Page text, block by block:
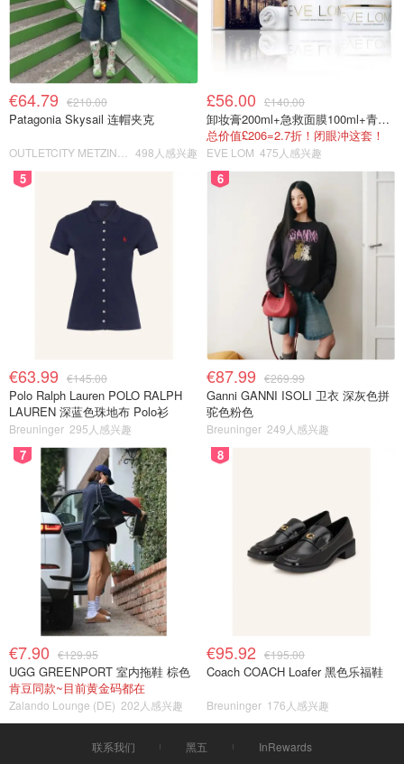
€64.79 €210.00
Patagonia Skysail 连帽夹克
498人感兴趣
£56.00 £140.00
卸妆膏200ml+急救面膜100ml+青春面霜15ml
总价值£206=2.7折！闭眼冲这套！
EVE LOM 475人感兴趣
5
€63.99 €145.00
Polo Ralph Lauren POLO RALPH
LAUREN 深蓝色珠地布 Polo衫
Breuninger 295人感兴趣
6
€87.99 €269.99
Ganni GANNI ISOLI 卫衣 深灰色拼
驼色粉色
Breuninger 249人感兴趣
7
€7.90 €129.95
UGG GREENPORT 室内拖鞋 棕色
肯豆同款~目前黄金码都在
Zalando Lounge (DE) 202人感兴趣
8
€95.92 €195.00
Coach COACH Loafer 黑色乐福鞋
Breuninger 176人感兴趣
联系我们 黑五
InRewards